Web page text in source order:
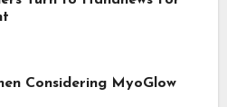
Considering MyoGlow